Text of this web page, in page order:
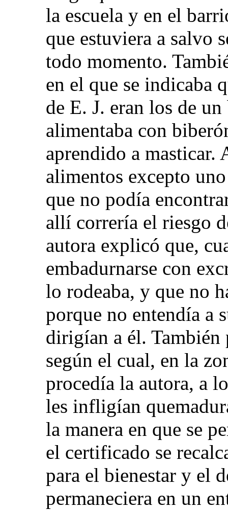
la escuela y en el
que estuviera a salvo
todo momento.
en el que se indicaba
de E. J. eran los de un
alimentaba con
aprendido a masticar.
alimentos excepto
que no podía
allí correría el riesgo
autora explicó que,
embadurnarse con
lo rodeaba, y que no
porque no entendía a
dirigían a él.
según el cual, en la
procedía la autora, a
les infligían
la manera en que se
el certificado se
para el bienestar y el
permaneciera en un